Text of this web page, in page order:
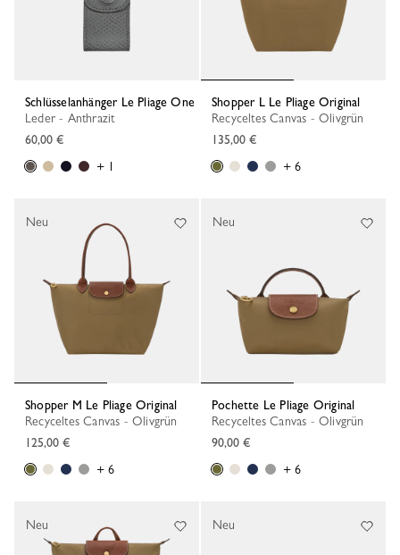
Schlüsselanhänger Le Pliage One
Leder - Anthrazit
60,00 €
+ 1
Shopper L Le Pliage Original
Recyceltes Canvas - Olivgrün
135,00 €
+ 6
Shopper M Le Pliage Original
Recyceltes Canvas - Olivgrün
125,00 €
+ 6
Neu
Pochette Le Pliage Original
Recyceltes Canvas - Olivgrün
90,00 €
+ 6
Neu
Neu Neu